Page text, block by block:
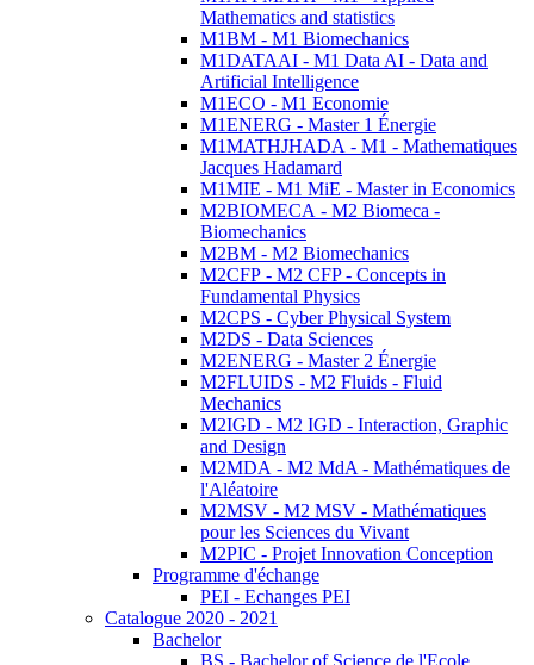
Mathematics and statistics
M1BM - M1 Biomechanics
M1DATAAI - M1 Data AI - Data and
Artificial Intelligence
M1ECO - M1 Economie
M1ENERG - Master 1 Énergie
M1MATHJHADA - M1 - Mathematiques
Jacques Hadamard
M1MIE - M1 MiE - Master in Economics
M2BIOMECA - M2 Biomeca -
Biomechanics
M2BM - M2 Biomechanics
M2CFP - M2 CFP - Concepts in
Fundamental Physics
M2CPS - Cyber Physical System
M2DS - Data Sciences
M2ENERG - Master 2 Énergie
M2FLUIDS - M2 Fluids - Fluid
Mechanics
M2IGD - M2 IGD - Interaction, Graphic
and Design
M2MDA - M2 MdA - Mathématiques de
l'Aléatoire
M2MSV - M2 MSV - Mathématiques
pour les Sciences du Vivant
M2PIC - Projet Innovation Conception
Programme d'échange
PEI - Echanges PEI
Catalogue 2020 - 2021
Bachelor
BS - Bachelor of Science de l'Ecole